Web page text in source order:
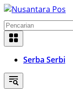
Langsung
ke
konten
Serba Serbi